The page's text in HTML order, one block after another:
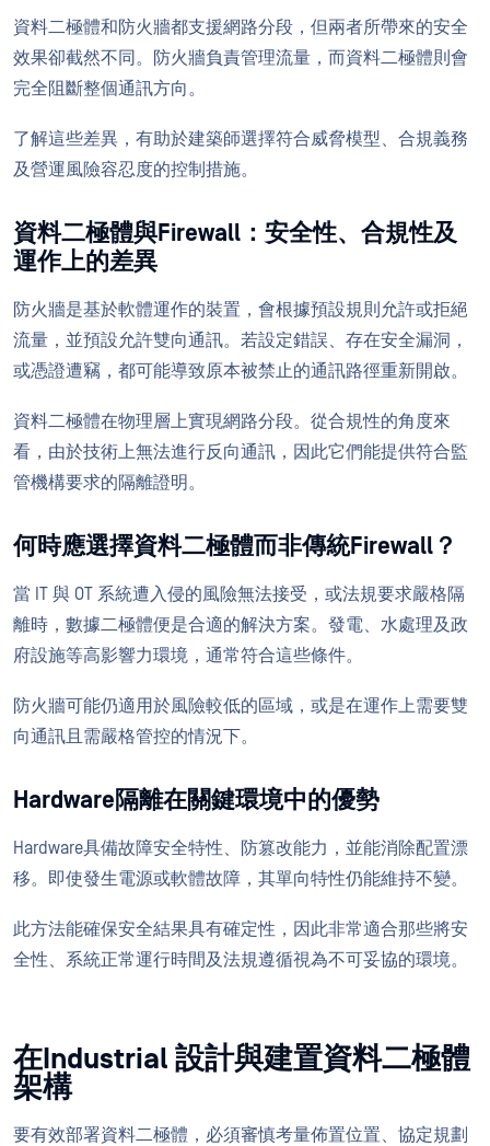
資料二極體和防火牆都支援網路分段，但兩者所帶來的安全
效果卻截然不同。防火牆負責管理流量，而資料二極體則會
完全阻斷整個通訊方向。
了解這些差異，有助於建築師選擇符合威脅模型、合規義務
及營運風險容忍度的控制措施。
資料二極體與Firewall：安全性、合規性及
運作上的差異
防火牆是基於軟體運作的裝置，會根據預設規則允許或拒絕
流量，並預設允許雙向通訊。若設定錯誤、存在安全漏洞，
或憑證遭竊，都可能導致原本被禁止的通訊路徑重新開啟。
資料二極體在物理層上實現網路分段。從合規性的角度來
看，由於技術上無法進行反向通訊，因此它們能提供符合監
管機構要求的隔離證明。
何時應選擇資料二極體而非傳統Firewall？
當 IT 與 OT 系統遭入侵的風險無法接受，或法規要求嚴格隔
離時，數據二極體便是合適的解決方案。發電、水處理及政
府設施等高影響力環境，通常符合這些條件。
防火牆可能仍適用於風險較低的區域，或是在運作上需要雙
向通訊且需嚴格管控的情況下。
Hardware隔離在關鍵環境中的優勢
Hardware具備故障安全特性、防篡改能力，並能消除配置漂
移。即使發生電源或軟體故障，其單向特性仍能維持不變。
此方法能確保安全結果具有確定性，因此非常適合那些將安
全性、系統正常運行時間及法規遵循視為不可妥協的環境。
在Industrial 設計與建置資料二極體
架構
要有效部署資料二極體，必須審慎考量佈置位置、協定規劃